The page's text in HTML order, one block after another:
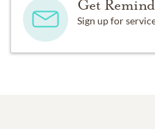
Get
Sign up for